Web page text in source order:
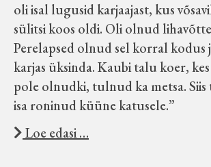
oli isal lugusid karjaajast, kus
sülitsi koos oldi. Oli olnud
Perelapsed olnud sel korral kodus
karjas üksinda. Kaubi talu koer,
pole olnudki, tulnud ka metsa.
isa roninud küüne katusele.”
Loe edasi …